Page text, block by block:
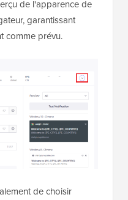
de l'apparence de
garantissant
comme prévu.
de choisir